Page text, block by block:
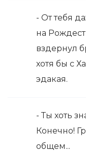
- От тебя
на
вздернул
хотя бы с
эдакая.
- Ты хоть
Конечно!
общем...